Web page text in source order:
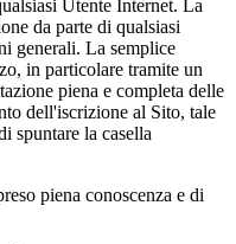
Utente Internet. La
da parte di qualsiasi
generali. La semplice
in particolare tramite un
piena e completa delle
dell'iscrizione al Sito, tale
spuntare la casella
piena conoscenza e di